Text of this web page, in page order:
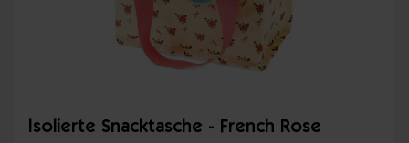
Isolierte Snacktasche - French Rose